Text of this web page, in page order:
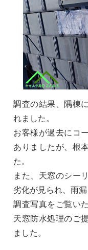
調査の結果、隅棟
れました。
お客様が過去にコ
ありましたが、根
た。
また、天窓のシー
劣化が見られ、雨
調査写真をご覧い
天窓防水処理のご
ました。